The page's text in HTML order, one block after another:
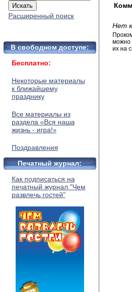
Расширенный поиск
В свободном доступе:
Бесплатно:
Некоторые материалы
к ближайшему
празднику
Все материалы из
раздела «Вся наша
жизнь - игра!»
Поздравления
Печатный журнал:
Как подписаться на
печатный журнал "Чем
развлечь гостей"
Нет
можно
их на